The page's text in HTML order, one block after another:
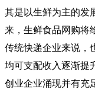
其是以生鲜为主的发
来，生鲜食品网购将
传统快递企业来说，
均可支配收入逐渐提
创业企业涌现并有充